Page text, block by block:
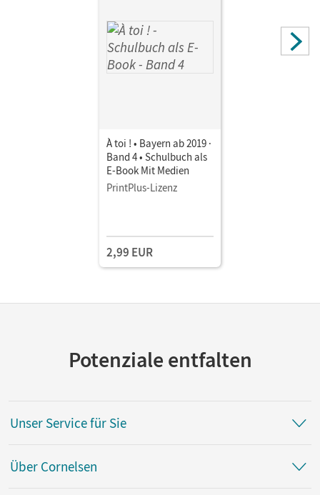
À toi ! • Bayern ab 2019 ·
Band 4 • Schulbuch als
E-Book Mit Medien
PrintPlus-Lizenz
2,99 EUR
Potenziale entfalten
Unser Service für Sie
Über Cornelsen